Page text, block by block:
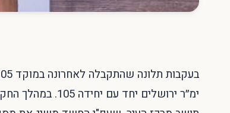
ימ״ר ירושלים